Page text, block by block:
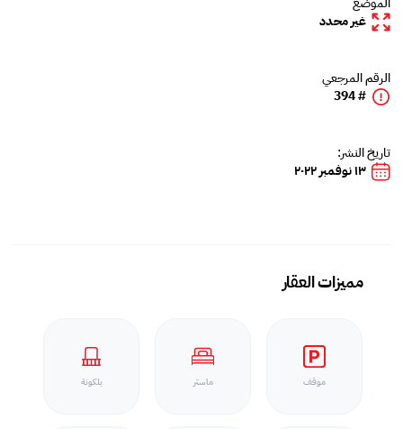
غير محدد
الرقم المرجعي
# 394
تاريخ النشر:
١٣ نوفمبر ٢٠٢٢
مميزات العقار
موقف ماستر بلكونة